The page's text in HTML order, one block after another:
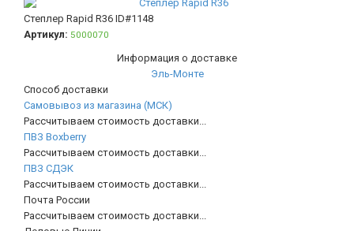
Степлер Rapid R36 ID#1148
Артикул: 5000070
Информация о доставке
Эль-Монте
Способ доставки
Самовывоз из магазина (МСК)
Рассчитываем стоимость доставки...
ПВЗ Boxberry
Рассчитываем стоимость доставки...
ПВЗ СДЭК
Рассчитываем стоимость доставки...
Почта России
Рассчитываем стоимость доставки...